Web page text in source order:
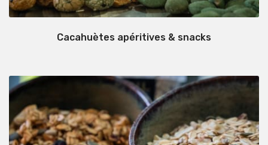
Cacahuètes apéritives & snacks